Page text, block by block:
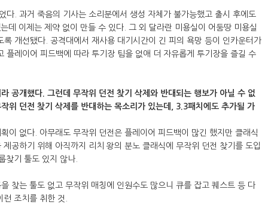
다. 과거 죽음의 기사는 소리분에서 생성 자체가 불가능했고 출시 후에도
데 이제는 제약 없이 만들 수 있다. 그 외 달라란 미용실이 어둠땅 미용실
록 개선됐다. 공격대에서 재사용 대기시간이 긴 피의 욕망 등이 인카운터가
플레이어 피드백에 따라 투기장 팀을 없애 더 자유롭게 투기장을 즐길 수
공개했다. 그런데 무작위 던전 찾기 삭제와 반대되는 행보가 아닐 수 없
위 던전 찾기 삭제를 반대하는 목소리가 있는데, 3.3패치에도 추가될 가
이 없다. 아무래도 무작위 던전은 플레이어 피드백이 많긴 했지만 클래식
공하기 위해 아직까지 리치 왕의 분노 클래식에 무작위 던전 찾기를 도입
찾기 툴도 있지 않나.
찾는 툴도 없고 무작위 매칭에 인원수도 많으니 큐를 잡고 퀘스트 등 다
조치를 취한 것.